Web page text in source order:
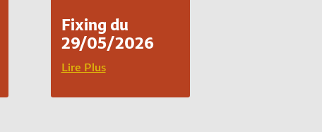
Fixing du
29/05/2026
Lire Plus